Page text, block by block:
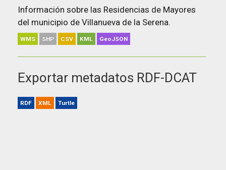
Información sobre las Residencias de Mayores
del municipio de Villanueva de la Serena.
WMS SHP CSV KML GeoJSON
Exportar metadatos RDF-DCAT
RDF XML Turtle